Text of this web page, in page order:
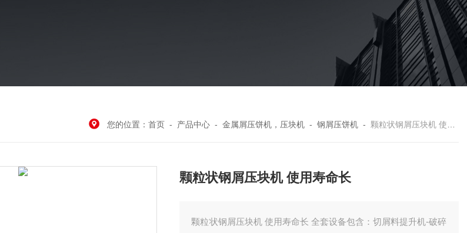
您的位置：首页 - 产品中心 -金属屑压饼机，压块机 -钢屑压饼机 - 颗粒状钢屑压块机 使用寿命长
颗粒状钢屑压块机 使用寿命长
颗粒状钢屑压块机 使用寿命长 全套设备包含：切屑料提升机-破碎